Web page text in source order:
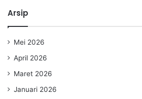
Arsip
Mei 2026
April 2026
Maret 2026
Januari 2026